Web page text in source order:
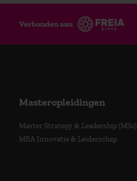
Verbonden aan
Masteropleidingen
Master Strategy & Leadership (MSc)
MBA Innovatie & Leiderschap